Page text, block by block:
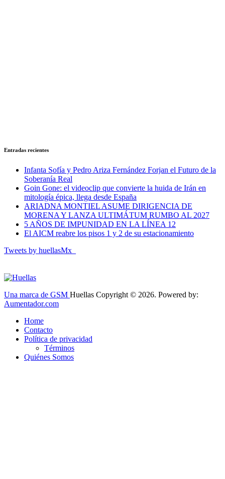
Entradas recientes
Infanta Sofía y Pedro Ariza Fernández Forjan el Futuro de la
Soberanía Real
Goin Gone: el videoclip que convierte la huida de Irán en
mitología épica, llega desde España
ARIADNA MONTIEL ASUME DIRIGENCIA DE
MORENA Y LANZA ULTIMÁTUM RUMBO AL 2027
5 AÑOS DE IMPUNIDAD EN LA LÍNEA 12
El AICM reabre los pisos 1 y 2 de su estacionamiento
Tweets by huellasMx_
Una marca de GSM Huellas Copyright © 2026. Powered by:
Aumentador.com
Home
Contacto
Política de privacidad
Términos
Quiénes Somos